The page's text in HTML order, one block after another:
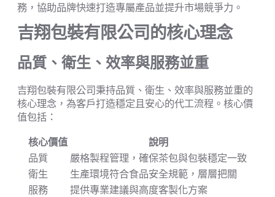
務，協助品牌快速打造專屬產品並提升市場競爭力。
吉翔包裝有限公司的核心理念
品質、衛生、效率與服務並重
吉翔包裝有限公司秉持品質、衛生、效率與服務並重的
核心理念，為客戶打造穩定且安心的代工流程。核心價
值包括：
核心價值
說明
品質
嚴格製程管理，確保茶包與包裝穩定一致
衛生
生產環境符合食品安全規範，層層把關
服務
提供專業建議與高度客製化方案